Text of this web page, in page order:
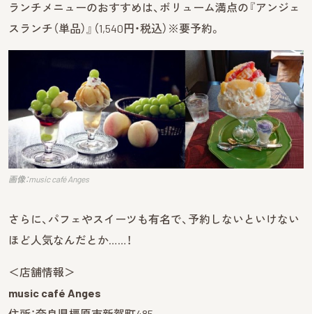
ランチメニューのおすすめは、ボリューム満点の『アンジェ
スランチ（単品）』（1,540円・税込）※要予約。
画像：music café Anges
さらに、パフェやスイーツも有名で、予約しないといけない
ほど人気なんだとか……！
＜店舗情報＞
music café Anges